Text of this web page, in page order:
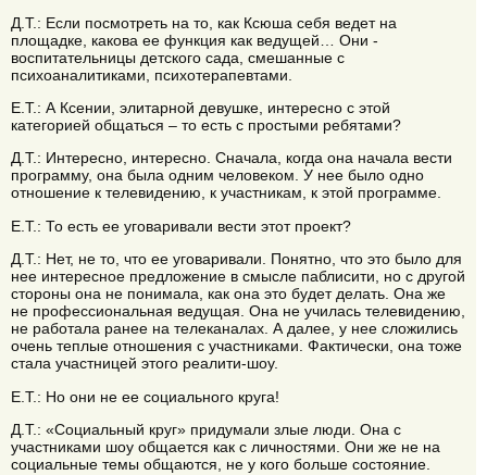
Д.Т.: Если посмотреть на то, как Ксюша себя ведет на
площадке, какова ее функция как ведущей… Они -
воспитательницы детского сада, смешанные с
психоаналитиками, психотерапевтами.
Е.Т.: А Ксении, элитарной девушке, интересно с этой
категорией общаться – то есть с простыми ребятами?
Д.Т.: Интересно, интересно. Сначала, когда она начала вести
программу, она была одним человеком. У нее было одно
отношение к телевидению, к участникам, к этой программе.
Е.Т.: То есть ее уговаривали вести этот проект?
Д.Т.: Нет, не то, что ее уговаривали. Понятно, что это было для
нее интересное предложение в смысле паблисити, но с другой
стороны она не понимала, как она это будет делать. Она же
не профессиональная ведущая. Она не училась телевидению,
не работала ранее на телеканалах. А далее, у нее сложились
очень теплые отношения с участниками. Фактически, она тоже
стала участницей этого реалити-шоу.
Е.Т.: Но они не ее социального круга!
Д.Т.: «Социальный круг» придумали злые люди. Она с
участниками шоу общается как с личностями. Они же не на
социальные темы общаются, не у кого больше состояние.